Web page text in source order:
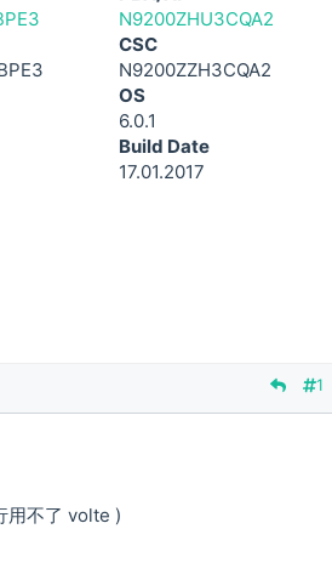
N9200ZHU3CQA2
CSC
N9200ZZH3CQA2
OS
6.0.1
Build Date
17.01.2017
1
用不了 volte )